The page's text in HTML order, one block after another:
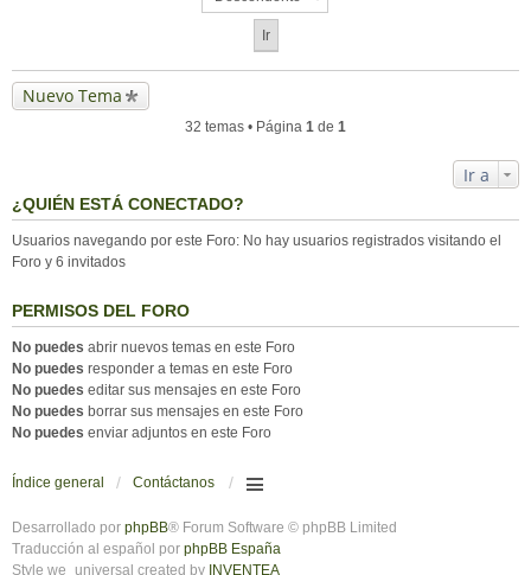
Nuevo Tema
32 temas • Página 1 de 1
Ir a
¿QUIÉN ESTÁ CONECTADO?
Usuarios navegando por este Foro: No hay usuarios registrados visitando el
Foro y 6 invitados
PERMISOS DEL FORO
No puedes abrir nuevos temas en este Foro
No puedes responder a temas en este Foro
No puedes editar sus mensajes en este Foro
No puedes borrar sus mensajes en este Foro
No puedes enviar adjuntos en este Foro
Índice general Contáctanos
Desarrollado por phpBB® Forum Software © phpBB Limited
Traducción al español por phpBB España
Style we_universal created by INVENTEA